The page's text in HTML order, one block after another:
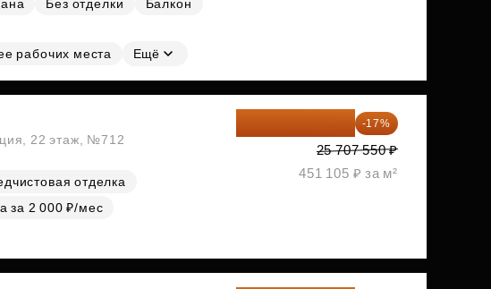
Без отделки
Балкон
рабочих места
Ещё
22 этаж, №712
отделка
за 2 000 ₽/мес
-17%
25 707 550 ₽
451 105 ₽ за м²